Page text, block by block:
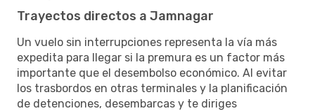
Trayectos directos a Jamnagar
Un vuelo sin interrupciones representa la vía más
expedita para llegar si la premura es un factor más
importante que el desembolso económico. Al evitar
los trasbordos en otras terminales y la planificación
de detenciones, desembarcas y te diriges